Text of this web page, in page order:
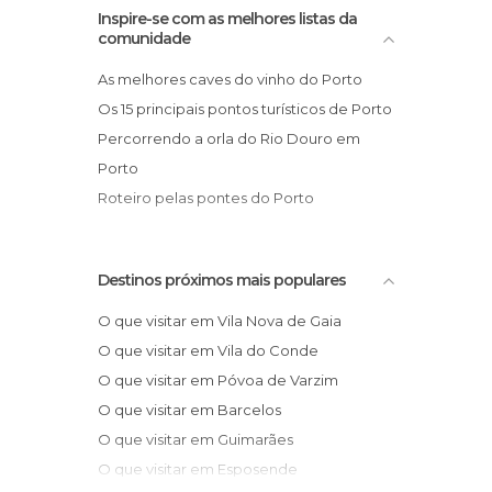
Pontes em Porto
Portos em Porto
Praças em Porto
Praias em Porto
Rios em Porto
Ruas em Porto
Teatros em Porto
Inspire-se com as melhores listas da
comunidade
As melhores caves do vinho do Porto
Os 15 principais pontos turísticos de Porto
Percorrendo a orla do Rio Douro em
Porto
Roteiro pelas pontes do Porto
Destinos próximos mais populares
O que visitar em Vila Nova de Gaia
O que visitar em Vila do Conde
O que visitar em Póvoa de Varzim
O que visitar em Barcelos
O que visitar em Guimarães
O que visitar em Esposende